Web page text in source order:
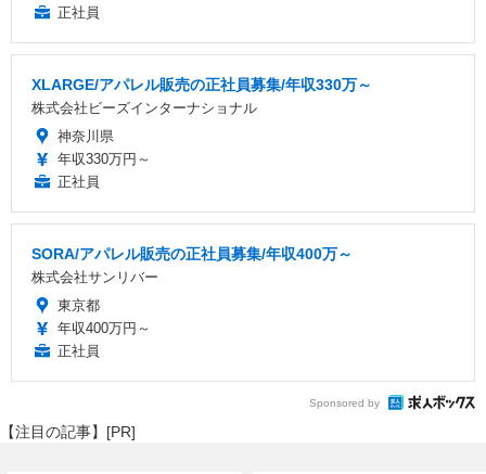
正社員
XLARGE/アパレル販売の正社員募集/年収330万～
株式会社ビーズインターナショナル
神奈川県
年収330万円～
正社員
SORA/アパレル販売の正社員募集/年収400万～
株式会社サンリバー
東京都
年収400万円～
正社員
Sponsored by
【注目の記事】[PR]